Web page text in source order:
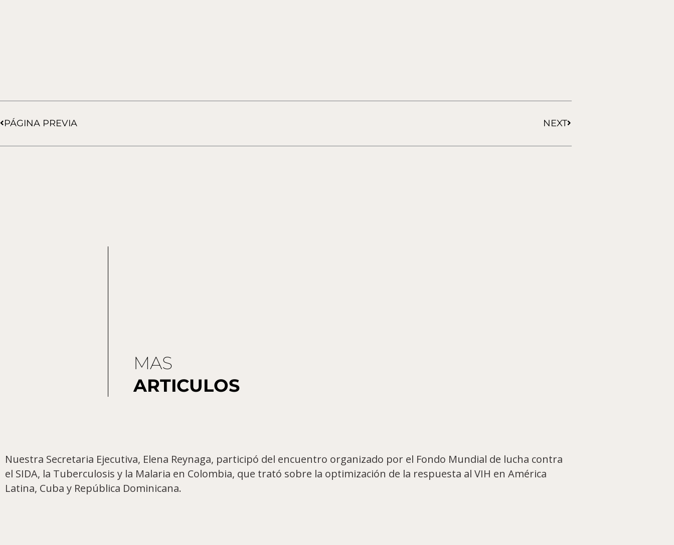
PÁGINA PREVIA NEXT
MAS
ARTICULOS
Nuestra Secretaria Ejecutiva, Elena Reynaga, participó del encuentro organizado por el Fondo Mundial de lucha contra
el SIDA, la Tuberculosis y la Malaria en Colombia, que trató sobre la optimización de la respuesta al VIH en América
Latina, Cuba y República Dominicana.